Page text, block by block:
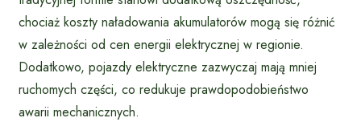
chociaż koszty naładowania akumulatorów mogą się różnić
w zależności od cen energii elektrycznej w regionie.
Dodatkowo, pojazdy elektryczne zazwyczaj mają mniej
ruchomych części, co redukuje prawdopodobieństwo
awarii mechanicznych.